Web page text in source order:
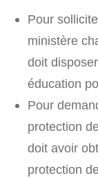
Pour
ministère
doit
éducation
Pour
protection
doit avoir
protection